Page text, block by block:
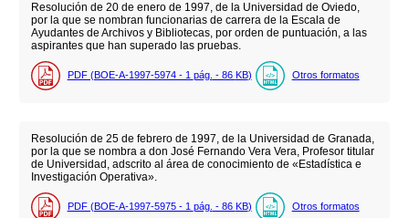
Resolución de 20 de enero de 1997, de la Universidad de Oviedo,
por la que se nombran funcionarias de carrera de la Escala de
Ayudantes de Archivos y Bibliotecas, por orden de puntuación, a las
aspirantes que han superado las pruebas.
PDF (BOE-A-1997-5974 - 1 pág. - 86 KB) Otros formatos
Resolución de 25 de febrero de 1997, de la Universidad de Granada,
por la que se nombra a don José Fernando Vera Vera, Profesor titular
de Universidad, adscrito al área de conocimiento de «Estadística e
Investigación Operativa».
PDF (BOE-A-1997-5975 - 1 pág. - 86 KB) Otros formatos